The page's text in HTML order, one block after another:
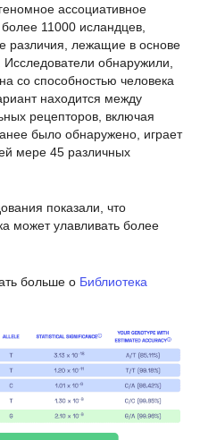
ассоциативное
11000 исландцев,
различия, лежащие в основе
обнаружили,
со способностью человека
находится между
рецепторов, включая
было обнаружено, играет
мере 45 различных
показали, что
может улавливать более
больше о Библиотека